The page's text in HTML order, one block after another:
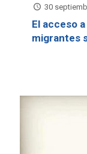
30
El acceso
migrantes